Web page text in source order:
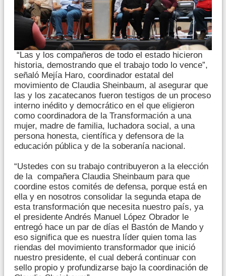
“Las y los compañeros de todo el estado hicieron
historia, demostrando que el trabajo todo lo vence”,
señaló Mejía Haro, coordinador estatal del
movimiento de Claudia Sheinbaum, al asegurar que
las y los zacatecanos fueron testigos de un proceso
interno inédito y democrático en el que eligieron
como coordinadora de la Transformación a una
mujer, madre de familia, luchadora social, a una
persona honesta, científica y defensora de la
educación pública y de la soberanía nacional.
“Ustedes con su trabajo contribuyeron a la elección
de la compañera Claudia Sheinbaum para que
coordine estos comités de defensa, porque está en
ella y en nosotros consolidar la segunda etapa de
esta transformación que necesita nuestro país, ya
el presidente Andrés Manuel López Obrador le
entregó hace un par de días el Bastón de Mando y
eso significa que es nuestra líder quien toma las
riendas del movimiento transformador que inició
nuestro presidente, el cual deberá continuar con
sello propio y profundizarse bajo la coordinación de